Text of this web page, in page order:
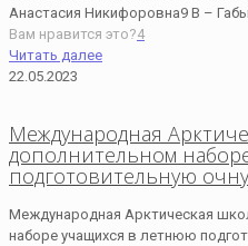
Анастасия Никифоровна9 В –
Вам нравится это?4
Читать далее
22.05.2023
Международная
дополнительном
подготовительную
Международная Арктическая
наборе учащихся в летнюю